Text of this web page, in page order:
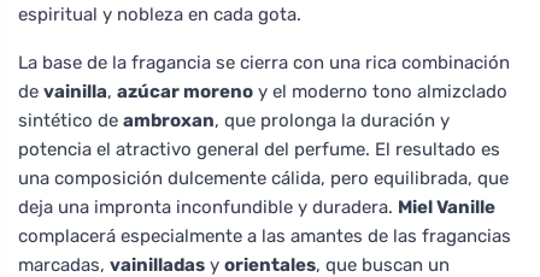
espiritual y nobleza en cada gota.
La base de la fragancia se cierra con una rica combinación
de vainilla, azúcar moreno y el moderno tono almizclado
sintético de ambroxan, que prolonga la duración y
potencia el atractivo general del perfume. El resultado es
una composición dulcemente cálida, pero equilibrada, que
deja una impronta inconfundible y duradera. Miel Vanille
complacerá especialmente a las amantes de las fragancias
marcadas, vainilladas y orientales, que buscan un